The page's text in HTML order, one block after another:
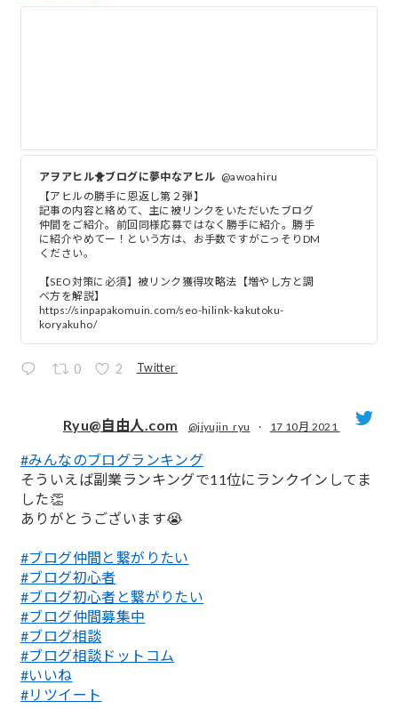
アヲアヒル🐥ブログに夢中なアヒル @awoahiru
【アヒルの勝手に恩返し第２弾】
記事の内容と絡めて、主に被リンクをいただいたブログ
仲間をご紹介。前回同様応募ではなく勝手に紹介。勝手
に紹介やめてー！という方は、お手数ですがこっそりDM
ください。
【SEO対策に必須】被リンク獲得攻略法【増やし方と調
べ方を解説】
https://sinpapakomuin.com/seo-hilink-kakutoku-
koryakuho/
0 2 Twitter
;
Ryu@自由人.com @jiyujin_ryu · 17 10月 2021
#みんなのブログランキング
そういえば副業ランキングで11位にランクインしてま
した👏
ありがとうございます😭
#ブログ仲間と繋がりたい
#ブログ初心者
#ブログ初心者と繋がりたい
#ブログ仲間募集中
#ブログ相談
#ブログ相談ドットコム
#いいね
#リツイート